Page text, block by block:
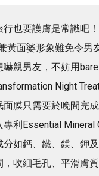
行也要護膚是常識吧
黃面婆形象難免令男
親男友，不妨用
Night
膜只需要於晚間完
利Essential Mineral
如鈣、鐵、鎂、鉀
收細毛孔、平滑膚質